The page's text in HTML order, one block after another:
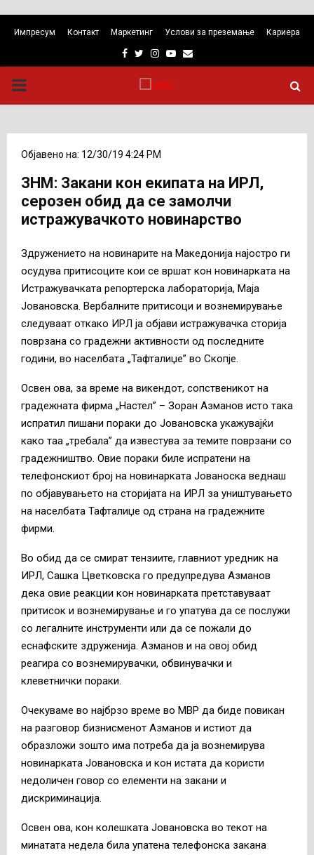
Импресум Контакт Маркетинг Услови за преземање Кариера
Facebook
TwitterInstagram
Youtube
Email
PRIMARY
Објавено на: 12/30/19 4:24 PM
ЗНМ: Закани кон екипата на ИРЛ,
серозен обид да се замолчи
истражувачкото новинарство
Здружението на новинарите на Македонија најостро ги
осудува притисоците кои се вршат кон новинарката на
Истражувачката репортерска лабораторија, Маја
Јовановска. Вербалните притисоци и вознемирување
следуваат откако ИРЛ ја објави истражувачка сторија
поврзана со градежни активности од последните
години, во населбата „Тафталиџе” во Скопје.
Освен ова, за време на викендот, сопственикот на
градежната фирма „Настел” – Зоран Азманов исто така
испратил пишани пораки до Јовановска укажувајќи
како таа „требала” да известува за темите поврзани со
градежништво. Овие пораки биле испратени на
телефонскиот број на новинарката Јованоска веднаш
по објавувањето на сторијата на ИРЛ за уништувањето
на населбата Тафталиџе од страна на градежните
фирми.
Во обид да се смират тензиите, главниот уредник на
ИРЛ, Сашка Цветковска го предупредува Азманов
дека овие реакции кон новинарката претставуваат
притисок и вознемирување и го упатува да се послужи
со легалните инструменти или да се пожали до
еснафските здруженија. Азманов и на овој обид
реагира со вознемирувачки, обвинувачки и
клеветнички пораки.
Очекуваме во најбрзо време во МВР да биде повикан
на разговор бизнисменот Азманов и истиот да
образложи зошто има потреба да ја вознемирува
новинарката Јовановска и кон истата да користи
недоличен говор со елементи на закани и
дискриминација.
Освен ова, кон колешката Јовановска во текот на
минатата недела била упатена телефонска закана